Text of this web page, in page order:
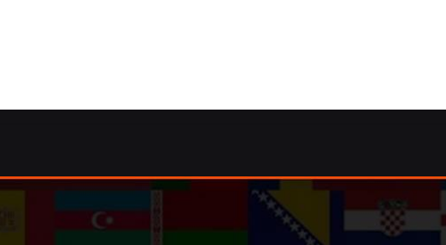
Lektorat, Dolmetscher, Übersetzungsagentur,
Korrektorat/Lektorat, Übersetzungsbüro verfügbar.
und ✓Übersetzungsbüro für 57632 Schürdt. ➡️ Guul